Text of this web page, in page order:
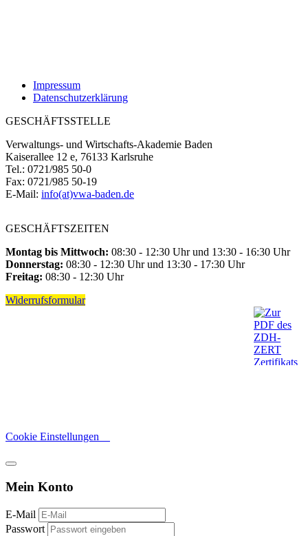
Impressum
Datenschutzerklärung
GESCHÄFTSSTELLE
Verwaltungs- und Wirtschafts-Akademie Baden
Kaiserallee 12 e, 76133 Karlsruhe
Tel.: 0721/985 50-0
Fax: 0721/985 50-19
E-Mail: info(at)vwa-baden.de
GESCHÄFTSZEITEN
Montag bis Mittwoch: 08:30 - 12:30 Uhr und 13:30 - 16:30 Uhr
Donnerstag: 08:30 - 12:30 Uhr und 13:30 - 17:30 Uhr
Freitag: 08:30 - 12:30 Uhr
Widerrufsformular
Cookie Einstellungen
Mein Konto
E-Mail
Passwort